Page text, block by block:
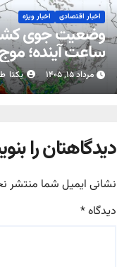
اخبار اقتصادی اخبار ویژه
ساعت آینده؛
استان
مرداد ۱۵, ۱۴۰۵ یکتا
دیدگاهتان را
نشانی ایمیل شما منتشر
دیدگاه*